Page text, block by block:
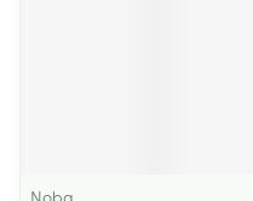
Noba